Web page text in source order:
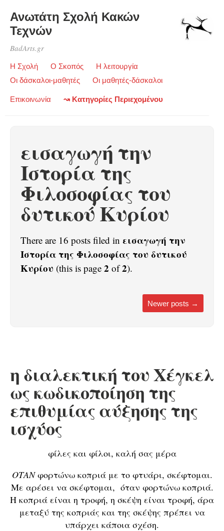
Ανωτάτη Σχολή Κακών
Τεχνών
BadArts.gr
Η Σχολή Ο Σκοπός
Η λειτουργία
Οι δάσκαλοι-μαθητές
Οι μαθητές-δάσκαλοι
Επικοινωνία ↝ Κατηγορίες Περιεχομένου
εισαγωγή την
Ιστορία της
Φιλοσοφίας του
δυτικού Κυρίου
There are 16 posts filed in εισαγωγή την
Ιστορία της Φιλοσοφίας του δυτικού
Κυρίου (this is page 2 of2).
Newer posts →
η διαλεκτική του Χέγκελ
ως κωδικοποίηση της
επιθυμίας αύξησης της
ισχύος
φίλες και φίλοι, καλή σας μέρα
ΟΤΑΝφορτώνω κοπριά με το φτυάρι, σκέφτομαι.
Με αρέσει να σκέφτομαι, όταν φορτώνω κοπριά.
Η κοπριά είναι η τροφή, η σκέψη είναι τροφή, άρα
μεταξύ της κοπριάς και της σκέψης πρέπει να
υπάρχει κάποια σχέση.